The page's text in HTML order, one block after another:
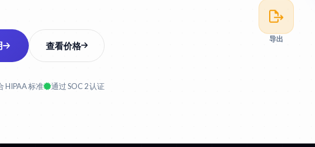
查看价格
HIPAA 标准 通过 SOC 2 认证
导出